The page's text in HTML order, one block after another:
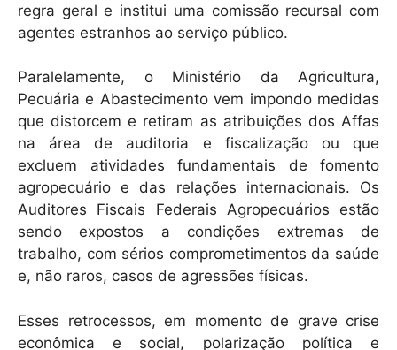
regra geral e institui uma comissão recursal com
agentes estranhos ao serviço público.
Paralelamente, o Ministério da Agricultura,
Pecuária e Abastecimento vem impondo medidas
que distorcem e retiram as atribuições dos Affas
na área de auditoria e fiscalização ou que
excluem atividades fundamentais de fomento
agropecuário e das relações internacionais. Os
Auditores Fiscais Federais Agropecuários estão
sendo expostos a condições extremas de
trabalho, com sérios comprometimentos da saúde
e, não raros, casos de agressões físicas.
Esses retrocessos, em momento de grave crise
econômica e social, polarização política e